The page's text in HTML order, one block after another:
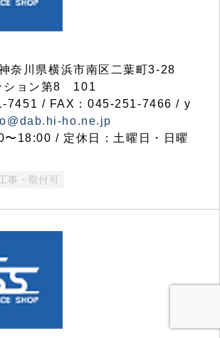
奈川県横浜市南区二葉町3-28
ション第8 101
7451 / FAX：045-251-7466 / y
ho.ne.jp
〜18:00 / 定休日：土曜日・日曜
事・取付可